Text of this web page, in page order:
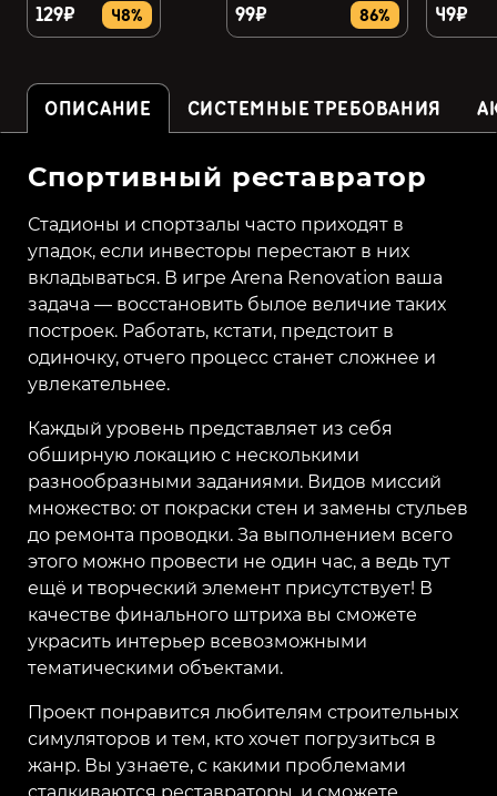
129₽ 48% 99₽ 86% 49₽
ОПИСАНИЕ СИСТЕМНЫЕ ТРЕБОВАНИЯ
Спортивный реставратор
Стадионы и спортзалы часто приходят в
упадок, если инвесторы перестают в них
вкладываться. В игре Arena Renovation ваша
задача — восстановить былое величие таких
построек. Работать, кстати, предстоит в
одиночку, отчего процесс станет сложнее и
увлекательнее.
Каждый уровень представляет из себя
обширную локацию с несколькими
разнообразными заданиями. Видов миссий
множество: от покраски стен и замены стульев
до ремонта проводки. За выполнением всего
этого можно провести не один час, а ведь тут
ещё и творческий элемент присутствует! В
качестве финального штриха вы сможете
украсить интерьер всевозможными
тематическими объектами.
Проект понравится любителям строительных
симуляторов и тем, кто хочет погрузиться в
жанр. Вы узнаете, с какими проблемами